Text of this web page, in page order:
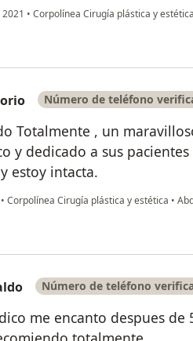
• Corpolínea Cirugía plástica y estética
Número de teléfono
Totalmente , un
y dedicado a sus
estoy intacta.
• Corpolínea Cirugía plástica y estética •
Número de teléfono
me encanto despues